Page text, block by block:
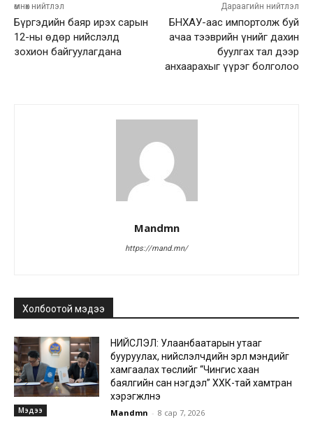
өмнөх нийтлэл
Бүргэдийн баяр ирэх сарын
12-ны өдөр нийслэлд
зохион байгуулагдана
Дараагийн нийтлэл
БНХАУ-аас импортолж буй
ачаа тээврийн үнийг дахин
буулгах тал дээр
анхаарахыг үүрэг болголоо
Mandmn
https://mand.mn/
Холбоотой мэдээ
Мэдээ
НИЙСЛЭЛ: Улаанбаатарын утааг
бууруулах, нийслэлчүүдийн эрүүл мэндийг
хамгаалах төслийг “Чингис хаан
баялгийн сан нэгдэл” ХХК-тай хамтран
хэрэгжүүлнэ
Mandmn - 8 сар 7, 2026